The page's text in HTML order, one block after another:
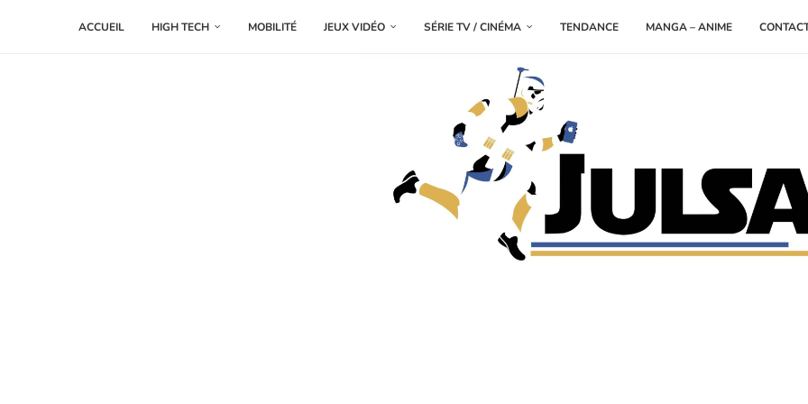
ACCUEIL HIGH TECH MOBILITÉ JEUX VIDÉO SÉRIE TV / CINÉMA TENDANCE MANGA – ANIME